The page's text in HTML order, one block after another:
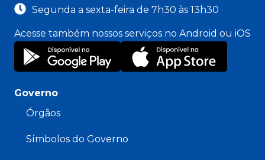
Segunda a sexta-feira de 7h30 às 13h30
Acesse também nossos serviços no Android ou iOS
Governo
Órgãos
Símbolos do Governo